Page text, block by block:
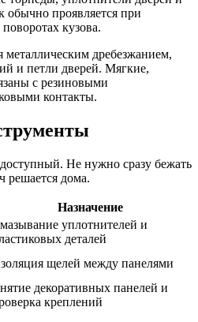
обычно проявляется при
кузова.
металлическим дребезжанием,
и петли дверей. Мягкие,
с резиновыми
контакты.
Не нужно сразу бежать
решается дома.
Назначение
уплотнителей и
деталей
щелей между панелями
декоративных панелей и
креплений